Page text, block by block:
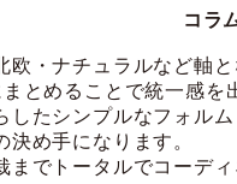
コラ
欧・ナチュラルなど軸
とめることで統一感を
したシンプルなフォル
決め手になります。
までトータルでコーデ